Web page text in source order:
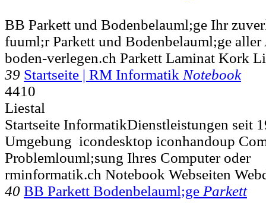
BB Parkett und Bodenbelauml;ge Ihr
fuuml;r Parkett und Bodenbelauml;ge
boden-verlegen.ch Parkett Laminat Kork
39 Startseite | RM Informatik Notebook
4410
Liestal
Startseite InformatikDienstleistungen seit
Umgebung icondesktop iconhandoup
Problemlouml;sung Ihres Computer oder
rminformatik.ch Notebook Webseiten
40 BB Parkett Bodenbelauml;ge Parkett